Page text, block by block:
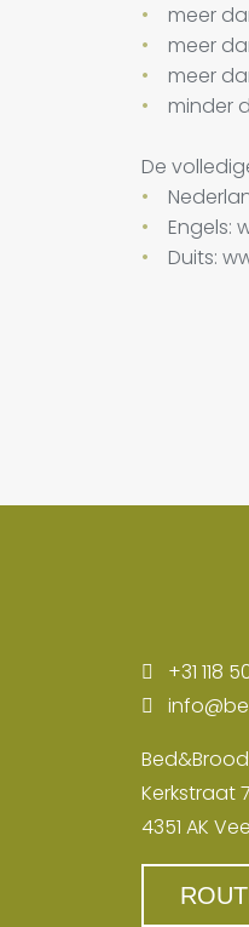
meer
meer
meer
minder
De
Engels:
Duits:
+31 118
Bed&Brood
Kerkstraat
4351 AK